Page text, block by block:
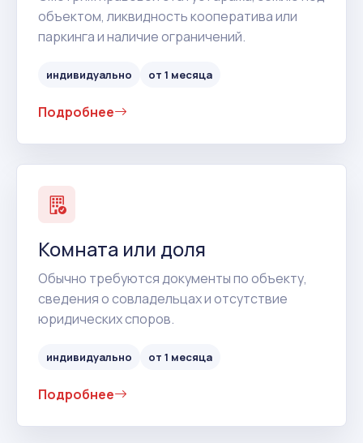
объектом, ликвидность кооператива или
паркинга и наличие ограничений.
индивидуально от 1 месяца
Подробнее
Комната или доля
Обычно требуются документы по объекту,
сведения о совладельцах и отсутствие
юридических споров.
индивидуально от 1 месяца
Подробнее